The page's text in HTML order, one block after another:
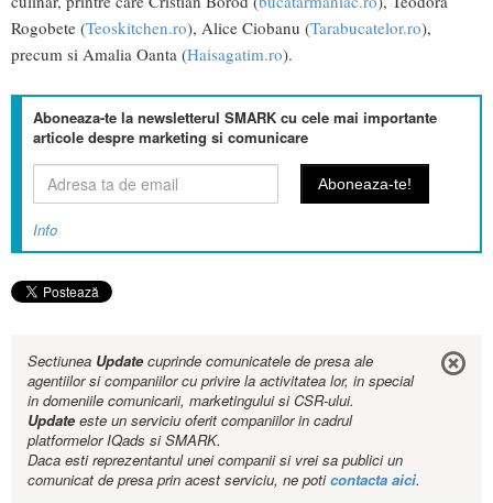
Rogobete (Teoskitchen.ro), Alice Ciobanu (Tarabucatelor.ro),
precum si Amalia Oanta (Haisagatim.ro).
Aboneaza-te la newsletterul SMARK cu cele mai importante
articole despre marketing si comunicare
Info
Sectiunea Updatecuprinde comunicatele de presa ale
agentiilor si companiilor cu privire la activitatea lor, in special
in domeniile comunicarii, marketingului si CSR-ului.
Updateeste un serviciu oferit companiilor in cadrul
platformelor IQads si SMARK.
Daca esti reprezentantul unei companii si vrei sa publici un
comunicat de presa prin acest serviciu, ne poticontacta aici.